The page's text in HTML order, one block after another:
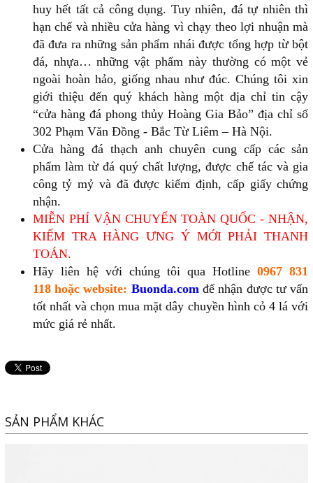
huy hết tất cả công dụng. Tuy nhiên, đá tự nhiên thì
hạn chế và nhiều cửa hàng vì chạy theo lợi nhuận mà
đã đưa ra những sản phẩm nhái được tổng hợp từ bột
đá, nhựa… những vật phẩm này thường có một vẻ
ngoài hoàn hảo, giống nhau như đúc. Chúng tôi xin
giới thiệu đến quý khách hàng một địa chỉ tin cậy
“cửa hàng đá phong thủy Hoàng Gia Bảo” địa chỉ số
302 Phạm Văn Đồng - Bắc Từ Liêm – Hà Nội.
Cửa hàng đá thạch anh chuyên cung cấp các sản
phẩm làm từ đá quý chất lượng, được chế tác và gia
công tỷ mỷ và đã được kiểm định, cấp giấy chứng
nhận.
MIỄN PHÍ VẬN CHUYỂN TOÀN QUỐC - NHẬN,
KIỂM TRA HÀNG ƯNG Ý MỚI PHẢI THANH
TOÁN.
Hãy liên hệ với chúng tôi qua Hotline0967 831
118 hoặc website: Buonda.com để nhận được tư vấn
tốt nhất và chọn mua mặt dây chuyền hình cỏ 4 lá với
mức giá rẻ nhất.
SẢN PHẨM KHÁC